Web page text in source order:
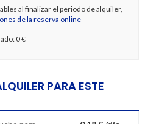
al finalizar el periodo de alquiler,
de la reserva online
0 €
PARA ESTE